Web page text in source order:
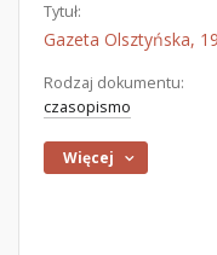
Tytuł:
Gazeta Olsztyńska,
Rodzaj dokumentu:
czasopismo
Więcej